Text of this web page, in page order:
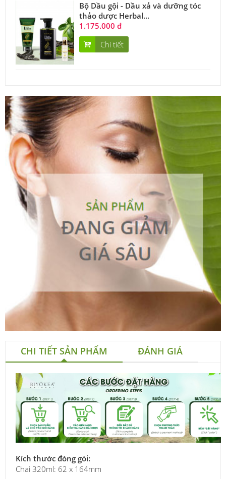
Bộ Dầu gội - Dầu xả và dưỡng tóc
thảo dược Herbal...
1.175.000 đ
Chi tiết
CHI TIẾT SẢN PHẨM ĐÁNH GIÁ
Kích thước đóng gói:
Chai 320ml: 62 x 164mm